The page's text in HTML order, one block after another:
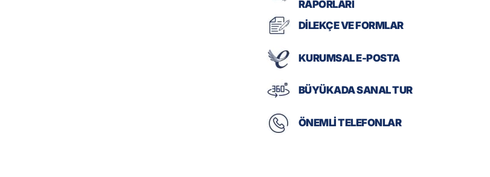
RAPORLARI
DİLEKÇE VE FORMLAR
KURUMSAL E-POSTA
BÜYÜKADA SANAL TUR
ÖNEMLİ TELEFONLAR